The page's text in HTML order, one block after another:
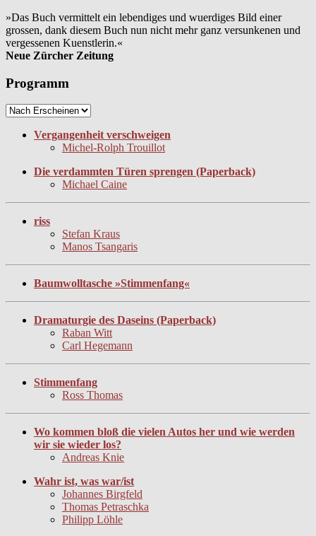
»Das Buch vermittelt ein lebendiges und wuerdiges Bild einer
grossen, dank diesem Buch nun nicht mehr ganz versunkenen und
vergessenen Kuenstlerin.«
Neue Zürcher Zeitung
Programm
Vergangenheit verschweigen
Michel-Rolph Trouillot
Die verdammten Türen sprengen (Paperback)
Michael Caine
riss
Stefan Kraus
Manos Tsangaris
Baumwolltasche »Stimmenfang«
Dramaturgie des Daseins (Paperback)
Raban Witt
Carl Hegemann
Stimmenfang
Ross Thomas
Wo kommen bloß die vielen Autos her und wie werden
wir sie wieder los?
Andreas Knie
Wahr ist, was war/ist
Johannes Birgfeld
Thomas Petraschka
Philipp Löhle